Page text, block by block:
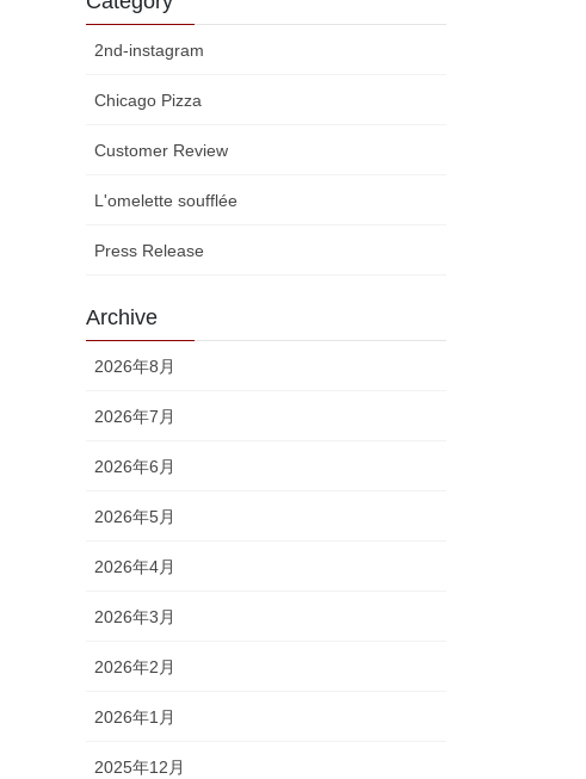
2nd-instagram
Chicago Pizza
Customer Review
L'omelette soufflée
Press Release
Archive
2026年8月
2026年7月
2026年6月
2026年5月
2026年4月
2026年3月
2026年2月
2026年1月
2025年12月